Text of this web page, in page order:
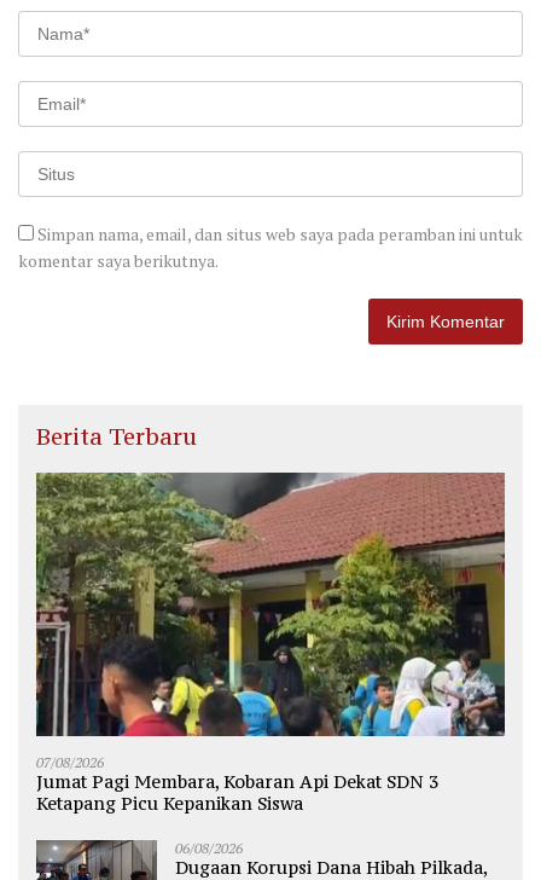
Simpan nama, email, dan situs web saya pada peramban ini untuk
komentar saya berikutnya.
Berita Terbaru
07/08/2026
Jumat Pagi Membara, Kobaran Api Dekat SDN 3
Ketapang Picu Kepanikan Siswa
06/08/2026
Dugaan Korupsi Dana Hibah Pilkada,